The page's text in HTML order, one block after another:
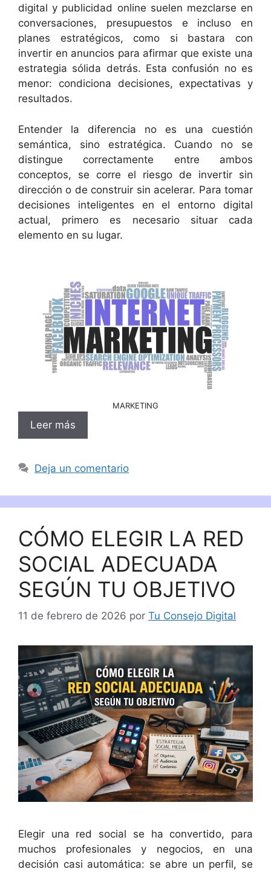
digital y publicidad online suelen mezclarse en
conversaciones, presupuestos e incluso en
planes estratégicos, como si bastara con
invertir en anuncios para afirmar que existe una
estrategia sólida detrás. Esta confusión no es
menor: condiciona decisiones, expectativas y
resultados.
Entender la diferencia no es una cuestión
semántica, sino estratégica. Cuando no se
distingue correctamente entre ambos
conceptos, se corre el riesgo de invertir sin
dirección o de construir sin acelerar. Para tomar
decisiones inteligentes en el entorno digital
actual, primero es necesario situar cada
elemento en su lugar.
MARKETING
Leer más
Deja un comentario
CÓMO ELEGIR LA RED
SOCIAL ADECUADA
SEGÚN TU OBJETIVO
11 de febrero de 2026 por Tu Consejo Digital
Elegir una red social se ha convertido, para
muchos profesionales y negocios, en una
decisión casi automática: se abre un perfil, se